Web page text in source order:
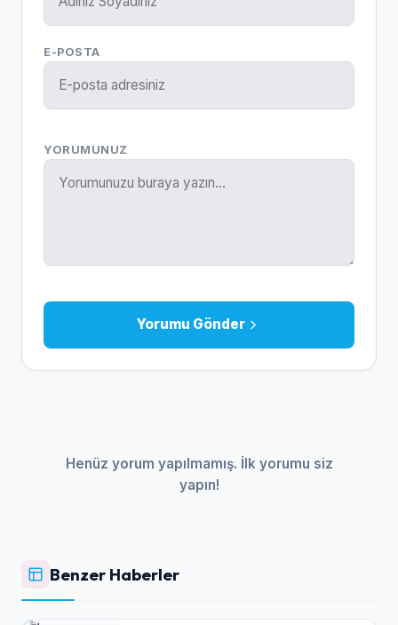
E-POSTA
YORUMUNUZ
Yorumu Gönder
Henüz yorum yapılmamış. İlk yorumu siz
yapın!
Benzer Haberler